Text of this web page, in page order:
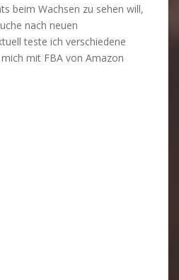
beim Wachsen zu sehen will,
nach neuen
teste ich verschiedene
mit FBA von Amazon